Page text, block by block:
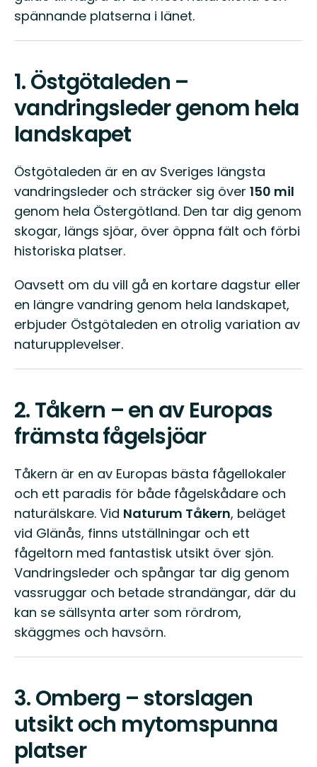
spännande platserna i länet.
1.Östgötaleden –
vandringsleder genom hela
landskapet
Östgötaleden är en av Sveriges längsta
vandringsleder och sträcker sig över 150 mil
genom hela Östergötland. Den tar dig genom
skogar, längs sjöar, över öppna fält och förbi
historiska platser.
Oavsett om du vill gå en kortare dagstur eller
en längre vandring genom hela landskapet,
erbjuder Östgötaleden en otrolig variation av
naturupplevelser.
2.Tåkern – en av Europas
främsta fågelsjöar
Tåkern är en av Europas bästa fågellokaler
och ett paradis för både fågelskådare och
naturälskare. Vid Naturum Tåkern, beläget
vid Glänås, finns utställningar och ett
fågeltorn med fantastisk utsikt över sjön.
Vandringsleder och spångar tar dig genom
vassruggar och betade strandängar, där du
kan se sällsynta arter som rördrom,
skäggmes och havsörn.
3.Omberg – storslagen
utsikt och mytomspunna
platser